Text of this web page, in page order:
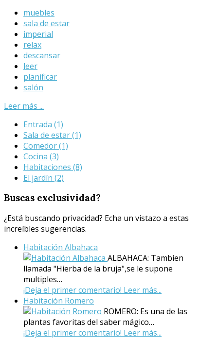
muebles
sala de estar
imperial
relax
descansar
leer
planificar
salón
Leer más ...
Entrada (1)
Sala de estar(1)
Comedor(1)
Cocina (3)
Habitaciones (8)
El jardín (2)
Buscas exclusividad?
¿Está buscando privacidad? Echa un vistazo a estas
increíbles sugerencias.
Habitación Albahaca
ALBAHACA: Tambien
llamada "Hierba de la bruja",se le supone
multiples…
¡Deja el primer comentario! Leer más...
Habitación Romero
ROMERO: Es una de las
plantas favoritas del saber mágico…
¡Deja el primer comentario! Leer más...